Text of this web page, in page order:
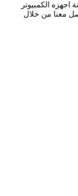
الكمبيوتر
معنا من خلال